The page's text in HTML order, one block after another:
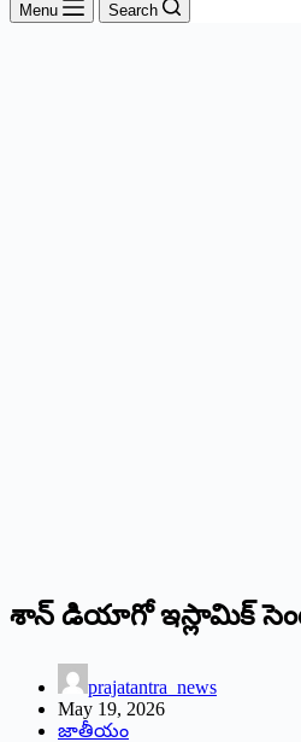
Menu Search
శాన్ డియాగో ఇస్లామిక్
prajatantra_news
May 19, 2026
జాతీయం